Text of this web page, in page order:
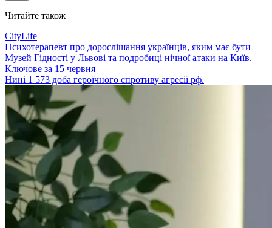
Читайте також
CityLife
Психотерапевт про дорослішання українців, яким має бути
Музей Гідності у Львові та подробиці нічної атаки на Київ.
Ключове за 15 червня
Нині 1 573 доба героїчного спротиву агресії рф.